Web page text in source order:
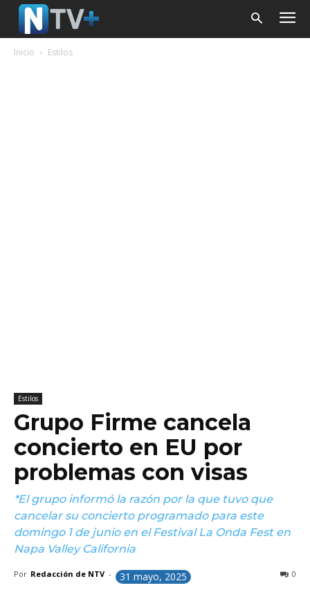
Inicio Estilos
Estilos
Grupo Firme cancela
concierto en EU por
problemas con visas
*El grupo informó la razón por la que tuvo que
cancelar su concierto programado para este
domingo 1 de junio en el Festival La Onda Fest en
Napa Valley California
Por Redacción de NTV - 31 mayo, 2025 0